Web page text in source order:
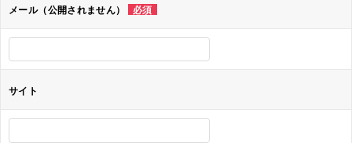
ョ
ン
メール（公開されません） 必須
サイト